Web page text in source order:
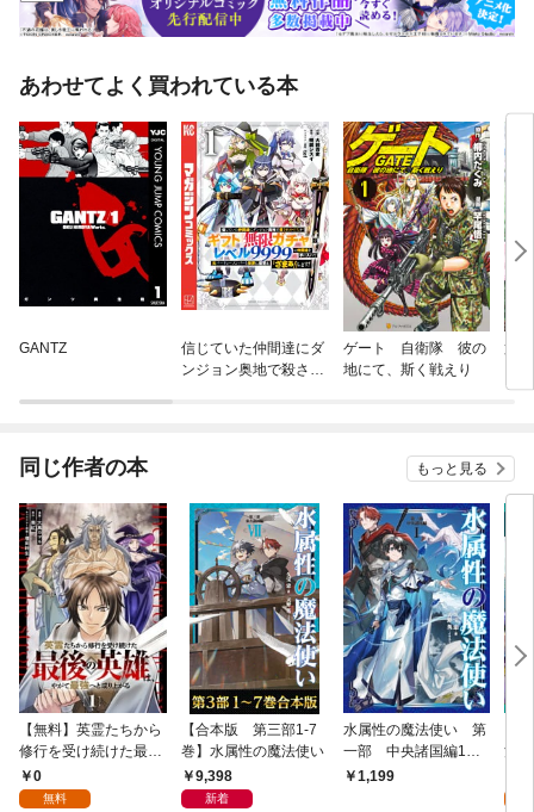
あわせてよく買われている本
GANTZ
信じていた仲間達にダ
ンジョン奥地で殺され
ゲート 自衛隊 彼の
地にて、斯く戦えり
第3
同じ作者の本 もっと見る
【無料】英霊たちから
修行を受け続けた最後
の英雄は、やがて最強
へと成り上がる 第1話
0
無料
【合本版 第三部1-7
巻】水属性の魔法使い
9,398
新着
水属性の魔法使い 第
一部 中央諸国編1
【電子書籍限定書き下
1,199
法